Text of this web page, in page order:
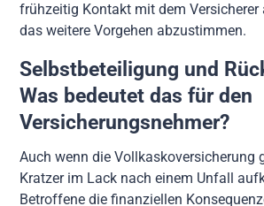
frühzeitig Kontakt mit dem Versicherer
das weitere Vorgehen abzustimmen.
Selbstbeteiligung und
Was bedeutet das für den
Versicherungsnehmer?
Auch wenn die Vollkaskoversicherung
Kratzer im Lack nach einem Unfall
Betroffene die finanziellen